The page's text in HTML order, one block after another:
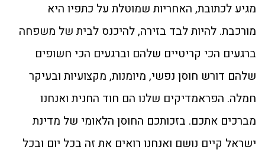
מגיע לכתובת, האחריות שמוטלת על כתפיו היא
מורכבת. להיות לבד בזירה, להיכנס לבית של משפחה
ברגעים הכי קריטיים שלהם וברגעים הכי חשופים
שלהם דורש חוסן נפשי, מיומנות, מקצועיות ובעיקר
חמלה. הפראמדיקים שלנו הם חוד החנית ואנחנו
מברכים אתכם. בזכותכם החוסן הלאומי של מדינת
ישראל קיים נושם ואנחנו רואים את זה בכל יום ובכל